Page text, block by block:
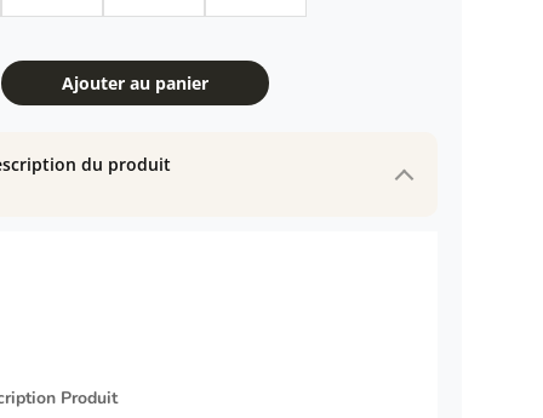
Ajouter au panier
du produit
Produit